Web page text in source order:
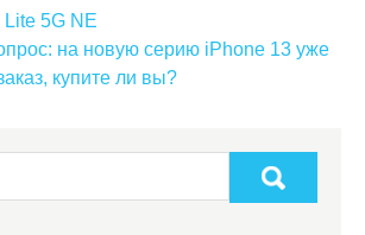
5G NE
на новую серию iPhone 13 уже
купите ли вы?